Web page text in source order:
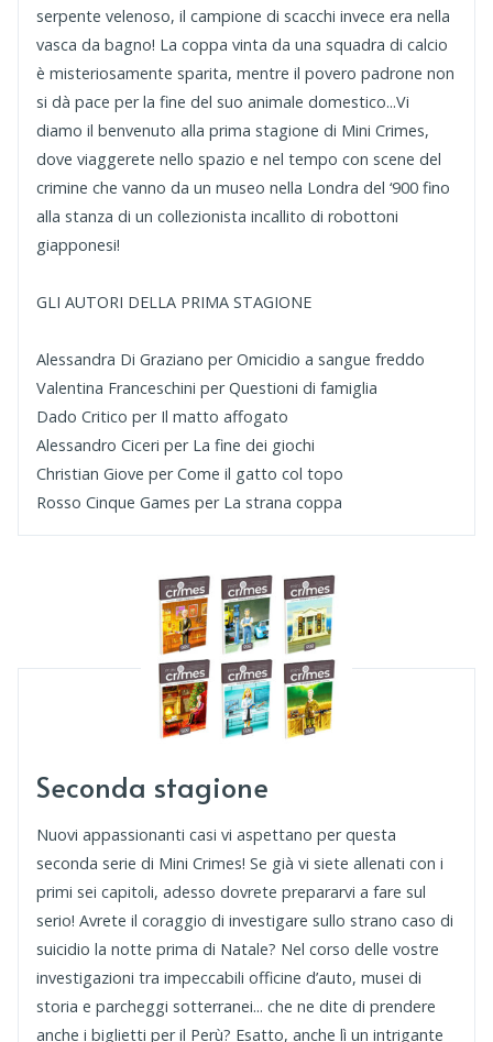
serpente velenoso, il campione di scacchi invece era nella
vasca da bagno! La coppa vinta da una squadra di calcio
è misteriosamente sparita, mentre il povero padrone non
si dà pace per la fine del suo animale domestico...Vi
diamo il benvenuto alla prima stagione di Mini Crimes,
dove viaggerete nello spazio e nel tempo con scene del
crimine che vanno da un museo nella Londra del ‘900 fino
alla stanza di un collezionista incallito di robottoni
giapponesi!
GLI AUTORI DELLA PRIMA STAGIONE
Alessandra Di Graziano per Omicidio a sangue freddo
Valentina Franceschini per Questioni di famiglia
Dado Critico per Il matto affogato
Alessandro Ciceri per La fine dei giochi
Christian Giove per Come il gatto col topo
Rosso Cinque Games per La strana coppa
Seconda stagione
Nuovi appassionanti casi vi aspettano per questa
seconda serie di Mini Crimes! Se già vi siete allenati con i
primi sei capitoli, adesso dovrete prepararvi a fare sul
serio! Avrete il coraggio di investigare sullo strano caso di
suicidio la notte prima di Natale? Nel corso delle vostre
investigazioni tra impeccabili officine d’auto, musei di
storia e parcheggi sotterranei... che ne dite di prendere
anche i biglietti per il Perù? Esatto, anche lì un intrigante